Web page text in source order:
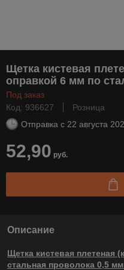
Щетка кистевая
оправкой 6 мм по
Под заказ
Код: 936627
Розница
Отправка с 22 августа
52,90 руб.
Описание
Щетка кистевая плетеная
стальная проволока 0,5 мм